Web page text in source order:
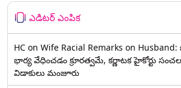
ఎడిటర్ ఎంపిక
HC on Wife Racial Remarks on
భార్య వేధించ‌డం క్రూర‌త్వ‌మే, కర్ణాటక హైకోర్టు
విడాకులు మంజూరు